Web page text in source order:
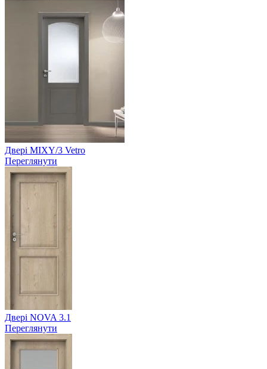
Двері MIXY/3 Vetro
Переглянути
Двері NOVA 3.1
Переглянути